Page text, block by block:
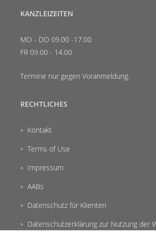
KANZLEIZEITEN
MO - DO 09.00 -17.00
FR 09.00 - 14.00
Termine nur gegen Voranmeldung.
RECHTLICHES
Kontakt
Terms of Use
Impressum
AABs
Datenschutz für Klienten
Datenschutzerklärung zur Nutzung der